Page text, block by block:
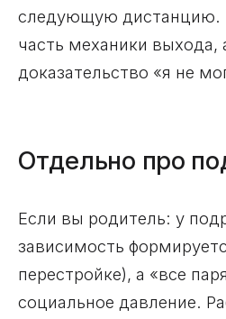
следующую дистанцию.
часть механики выхода,
доказательство «я не
Отдельно про
Если вы родитель: у
зависимость
перестройке), а «все
социальное давление.